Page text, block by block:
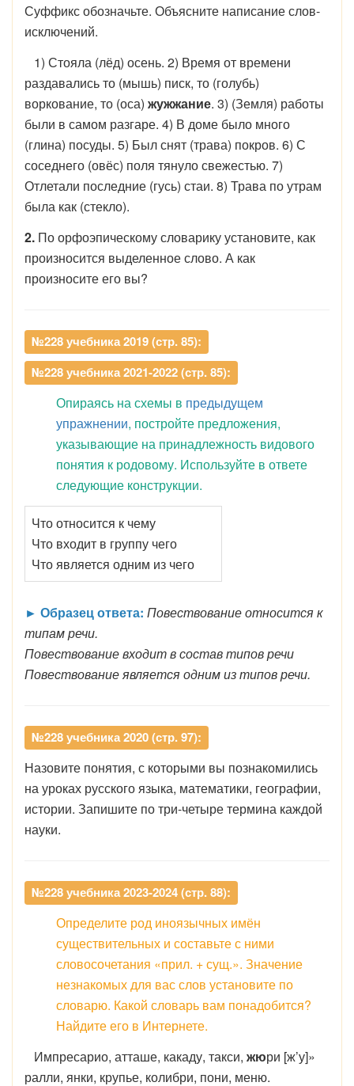
Суффикс обозначьте. Объясните написание слов-
исключений.
1) Стояла (лёд) осень. 2) Время от времени
раздавались то (мышь) писк, то (голубь)
воркование, то (оса) жужжание. 3) (Земля) работы
были в самом разгаре. 4) В доме было много
(глина) посуды. 5) Был снят (трава) покров. 6) С
соседнего (овёс) поля тянуло свежестью. 7)
Отлетали последние (гусь) стаи. 8) Трава по утрам
была как (стекло).
2. По орфоэпическому словарику установите, как
произносится выделенное слово. А как
произносите его вы?
№228 учебника 2019 (стр. 85):
№228 учебника 2021-2022 (стр. 85):
Опираясь на схемы в предыдущем
упражнении, постройте предложения,
указывающие на принадлежность видового
понятия к родовому. Используйте в ответе
следующие конструкции.
Что относится к чему
Что входит в группу чего
Что является одним из чего
► Образец ответа: Повествование относится к
типам речи.
Повествование входит в состав типов речи
Повествование является одним из типов речи.
№228 учебника 2020 (стр. 97):
Назовите понятия, с которыми вы познакомились
на уроках русского языка, математики, географии,
истории. Запишите по три-четыре термина каждой
науки.
№228 учебника 2023-2024 (стр. 88):
Определите род иноязычных имён
существительных и составьте с ними
словосочетания «прил. + сущ.». Значение
незнакомых для вас слов установите по
словарю. Какой словарь вам понадобится?
Найдите его в Интернете.
Импресарио, атташе, какаду, такси, жюри [ж’у]»
ралли, янки, крупье, колибри, пони, меню.